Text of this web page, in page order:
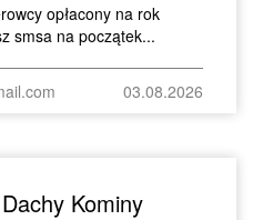
opłacony na rok
smsa na początek...
03.08.2026
Kominy